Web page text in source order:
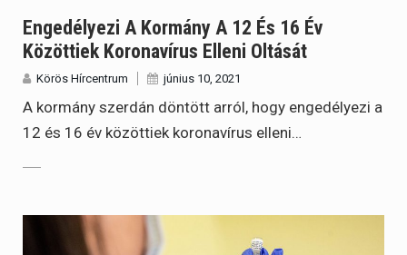
Engedélyezi A Kormány A 12 És 16 Év
Közöttiek Koronavírus Elleni Oltását
Körös Hírcentrum június 10, 2021
A kormány szerdán döntött arról, hogy engedélyezi a
12 és 16 év közöttiek koronavírus elleni…